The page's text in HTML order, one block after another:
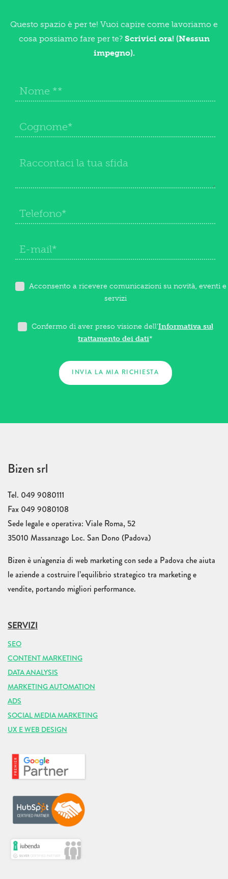
Questo spazio è per te! Vuoi capire come lavoriamo e
cosa possiamo fare per te? Scrivici ora! (Nessun
impegno).
Acconsento a ricevere comunicazioni su novità, eventi e
servizi
Confermo di aver preso visione dell'Informativa sul
trattamento dei dati*
Bizen srl
Tel. 049 9080111
Fax 049 9080108
Sede legale e operativa: Viale Roma, 52
35010 Massanzago Loc. San Dono (Padova)
Bizen è un'agenzia di web marketing con sede a Padova che aiuta
le aziende a costruire l’equilibrio strategico tra marketing e
vendite, portando migliori performance.
SERVIZI
SEO
CONTENT MARKETING
DATA ANALYSIS
MARKETING AUTOMATION
ADS
SOCIAL MEDIA MARKETING
UX E WEB DESIGN